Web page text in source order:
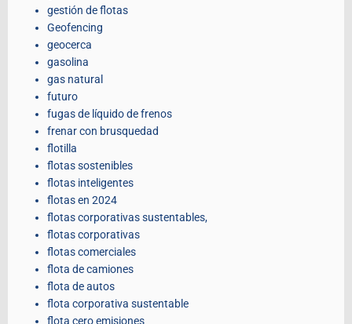
gestión de flotas
Geofencing
geocerca
gasolina
gas natural
futuro
fugas de líquido de frenos
frenar con brusquedad
flotilla
flotas sostenibles
flotas inteligentes
flotas en 2024
flotas corporativas sustentables,
flotas corporativas
flotas comerciales
flota de camiones
flota de autos
flota corporativa sustentable
flota cero emisiones